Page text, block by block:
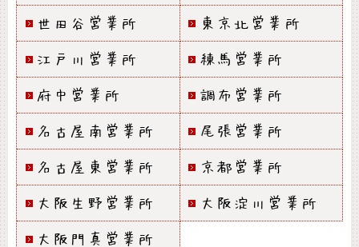
世田谷営業所 東京北営業所
江戸川営業所 練馬営業所
府中営業所 調布営業所
名古屋南営業所 尾張営業所
名古屋東営業所 京都営業所
大阪生野営業所 大阪淀川営業所
大阪門真営業所